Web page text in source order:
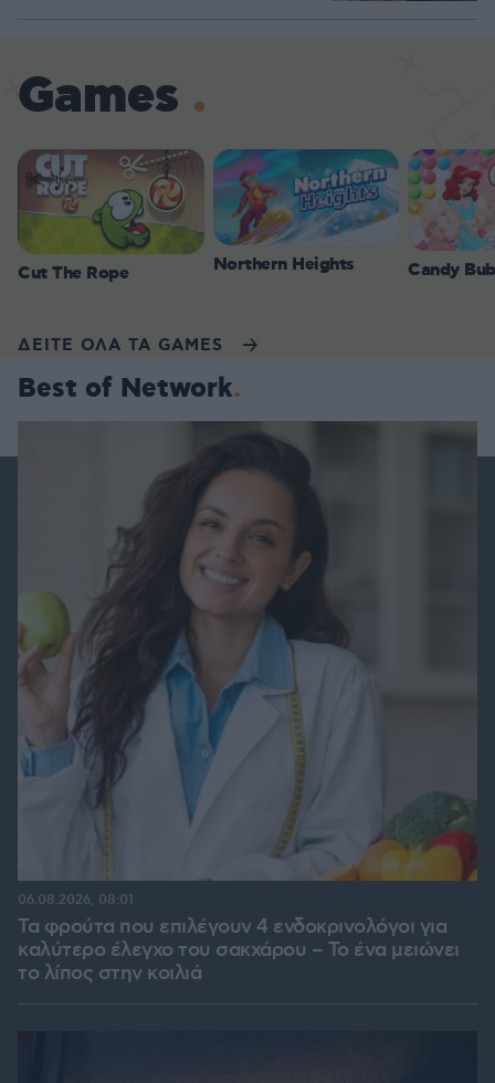
Games
Cut The Rope Northern Heights Candy
ΔΕΙΤΕ ΟΛΑ ΤΑ GAMES
Best of Network
Τα φρούτα που επιλέγουν 4 ενδοκρινολόγοι για
καλύτερο έλεγχο του σακχάρου – Το ένα μειώνει
το λίπος στην κοιλιά
06.08.2026, 08:01